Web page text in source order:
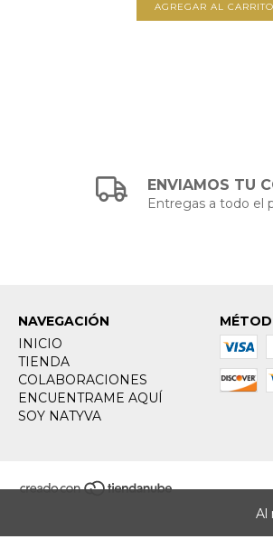
Al
AGREGAR AL CARRITO
ENVIAMOS TU
Entregas a todo el
NAVEGACIÓN
INICIO
TIENDA
COLABORACIONES
ENCUENTRAME AQUÍ
SOY NATYVA